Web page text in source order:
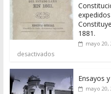
1881.
mayo 20,
desactivados
Ensayos
mayo 20,